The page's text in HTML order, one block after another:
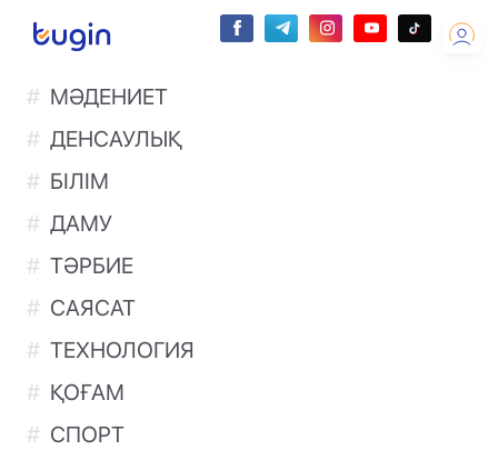
МӘДЕНИЕТ
ДЕНСАУЛЫҚ
БІЛІМ
ДАМУ
ТӘРБИЕ
САЯСАТ
ТЕХНОЛОГИЯ
ҚОҒАМ
СПОРТ